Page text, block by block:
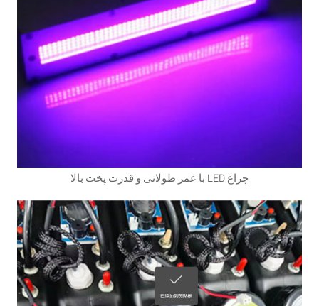
چراغ LED با عمر طولانی و قدرت پخت بالا